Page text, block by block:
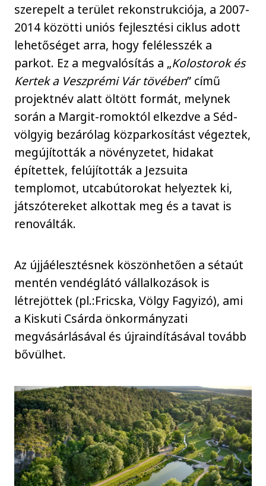
szerepelt a terület rekonstrukciója, a 2007-
2014 közötti uniós fejlesztési ciklus adott
lehetőséget arra, hogy felélesszék a
parkot. Ez a megvalósítás a „Kolostorok és
Kertek a Veszprémi Vár tövében” című
projektnév alatt öltött formát, melynek
során a Margit-romoktól elkezdve a Séd-
völgyig bezárólag közparkosítást végeztek,
megújították a növényzetet, hidakat
építettek, felújították a Jezsuita
templomot, utcabútorokat helyeztek ki,
játszótereket alkottak meg és a tavat is
renoválták.
Az újjáélesztésnek köszönhetően a sétaút
mentén vendéglátó vállalkozások is
létrejöttek (pl.:Fricska, Völgy Fagyizó), ami
a Kiskuti Csárda önkormányzati
megvásárlásával és újraindításával tovább
bővülhet.